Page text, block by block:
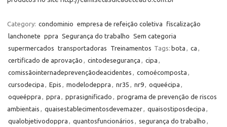
Category: condominio empresa de refeição coletiva
fiscalização
lanchonete ppra Segurança do trabalho Sem categoria
supermercados transportadoras Treinamentos Tags: bota , ca ,
certificado de aprovação , cintodesegurança , cipa ,
comissãointernadeprevençãodeacidentes , comoécomposta ,
cursodecipa , Epis , modelodeppra , nr35 , nr9, oqueécipa ,
oqueéppra , ppra , pprasignificado , programa de prevenção de riscos
ambientais , quaisestablecimentosdevemazer, quaisostiposdecipa ,
qualobjetivodoppra , quantosfuncionários , segurança do trabalho ,